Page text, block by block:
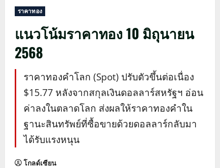
ราคาทอง
แนวโน้มราคาทอง 10 มิถุนายน
2568
ราคาทองคำโลก (Spot) ปรับตัวขึ้นต่อเนื่อง
$15.77 หลังจากสกุลเงินดอลลาร์สหรัฐฯ อ่อน
ค่าลงในตลาดโลก ส่งผลให้ราคาทองคำใน
ฐานะสินทรัพย์ที่ซื้อขายด้วยดอลลาร์กลับมา
ได้รับแรงหนุน
โกลด์เซียน